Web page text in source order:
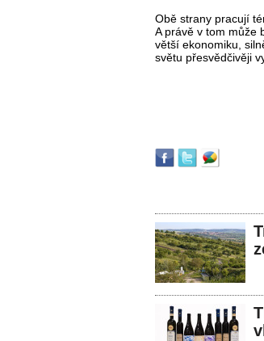
Obě strany pracují
A právě v tom může
větší ekonomiku,
světu přesvědčivěji